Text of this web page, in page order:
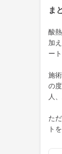
ま
酸
加
ー
施
の
人
た
ト